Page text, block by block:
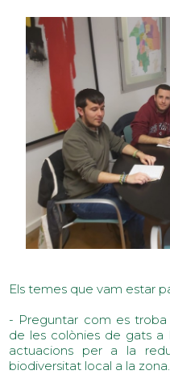
Els temes que vam estar
- Preguntar com es
de les colònies de gats a
actuacions per a la
biodiversitat local a la zona.